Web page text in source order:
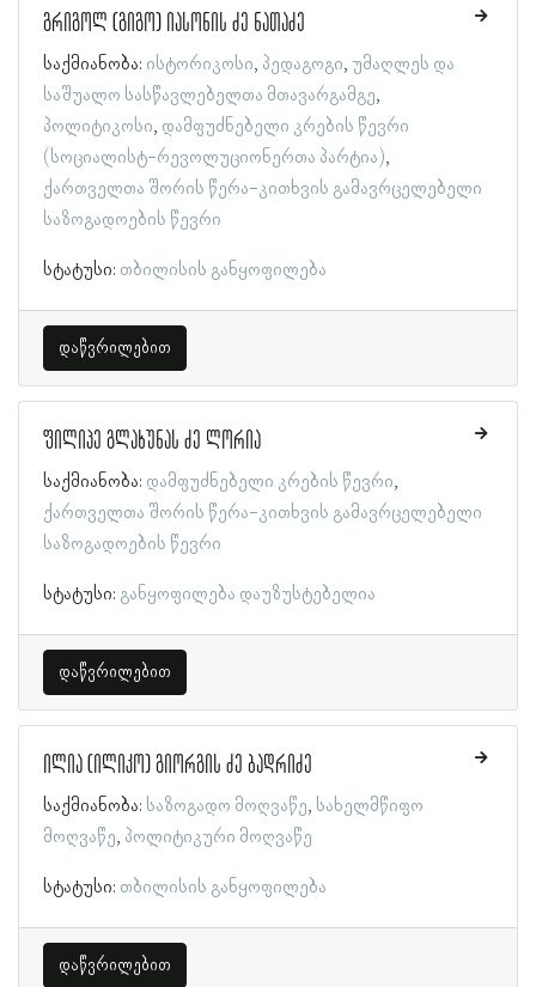
გრიგოლ (გიგო) იასონის ძე ნათაძე
საქმიანობა: ისტორიკოსი პედაგოგი უმაღლეს და
საშუალო სასწავლებელთა მთავარგამგე
პოლიტიკოსი დამფუძნებელი კრების წევრი
(სოციალისტ-რევოლუციონერთა პარტია)
ქართველთა შორის წერა-კითხვის გამავრცელებელი
საზოგადოების წევრი
სტატუსი: თბილისის განყოფილება
დაწვრილებით
ფილიპე გლახუნას ძე ლორია
საქმიანობა: დამფუძნებელი კრების წევრი
ქართველთა შორის წერა-კითხვის გამავრცელებელი
საზოგადოების წევრი
სტატუსი: განყოფილება დაუზუსტებელია
დაწვრილებით
ილია (ილიკო) გიორგის ძე ბადრიძე
საქმიანობა: საზოგადო მოღვაწე სახელმწიფო
მოღვაწე პოლიტიკური მოღვაწე
სტატუსი: თბილისის განყოფილება
დაწვრილებით